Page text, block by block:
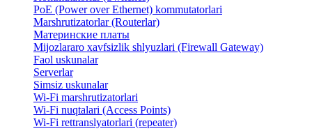
PoE (Power over Ethernet) kommutatorlari
Marshrutizatorlar (Routerlar)
Материнские платы
Mijozlararo xavfsizlik shlyuzlari (Firewall Gateway)
Faol uskunalar
Serverlar
Simsiz uskunalar
Wi-Fi marshrutizatorlari
Wi-Fi nuqtalari (Access Points)
Wi-Fi rettranslyatorlari (repeater)